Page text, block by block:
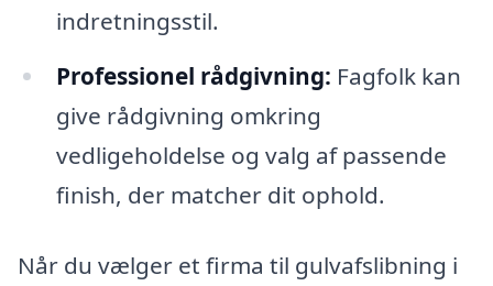
indretningsstil.
Professionel rådgivning: Fagfolk kan
give rådgivning omkring
vedligeholdelse og valg af passende
finish, der matcher dit ophold.
Når du vælger et firma til gulvafslibning i